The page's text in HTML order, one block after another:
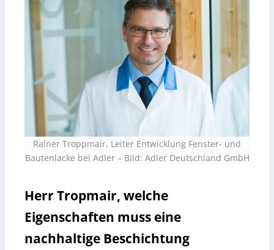
Rainer Troppmair, Leiter Entwicklung Fenster- und
Bautenlacke bei Adler – Bild: Adler Deutschland GmbH
Herr Tropmair, welche
Eigenschaften muss eine
nachhaltige Beschichtung